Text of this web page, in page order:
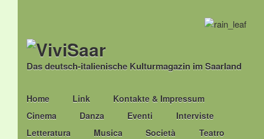
Das deutsch-italienische Kulturmagazin im Saarland
Main menu
Skip
to
content
Home Link
Kontakte & Impressum
Cinema
Danza Eventi
Interviste
Letteratura
Musica Società Teatro